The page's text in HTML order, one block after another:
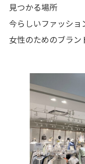
辻堂商店街からの
ご利用規約
会社案内
サイトマップ
見つかる場所
今らしいファッショ
女性のためのブラン